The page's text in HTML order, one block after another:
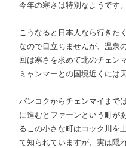
今年の寒さは特別なようです
こうなると日本人なら行きた
なので目立ちませんが、温泉
回は寒さを求めて北のチェン
ミャンマーとの国境近くには
バンコクからチェンマイまで
に進むとファーンという町が
るこの小さな町はコック川を
て知られていますが、実は隠